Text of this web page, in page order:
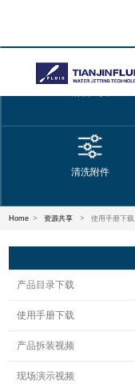
清洗附件
Home > 资源共享 > 使用手册下载
产品目录下载
使用手册下载
产品拆装视频
现场演示视频